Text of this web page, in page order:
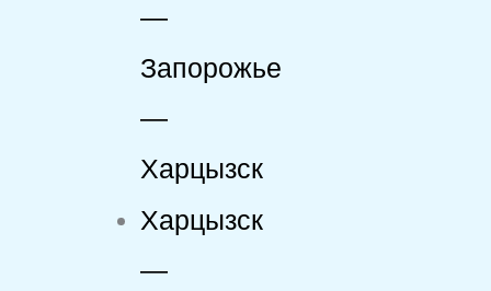
—
Запорожье
—
Харцызск
Харцызск
—